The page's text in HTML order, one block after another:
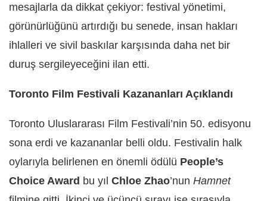
mesajlarla da dikkat çekiyor: festival yönetimi,
görünürlüğünü artırdığı bu senede, insan hakları
ihlalleri ve sivil baskılar karşısında daha net bir
duruş sergileyeceğini ilan etti.
Toronto Film Festivali Kazananları Açıklandı
Toronto Uluslararası Film Festivali’nin 50. edisyonu
sona erdi ve kazananlar belli oldu. Festivalin halk
oylarıyla belirlenen en önemli ödülü People’s
Choice Award bu yıl Chloe Zhao’nun Hamnet